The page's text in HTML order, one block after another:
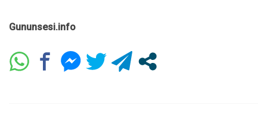
Gununsesi.info